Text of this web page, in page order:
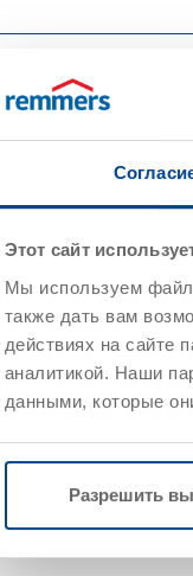
Этот сайт
Мы используем
также дать вам
действиях на сайте
аналитикой. Наши
данными, которые
Разрешить